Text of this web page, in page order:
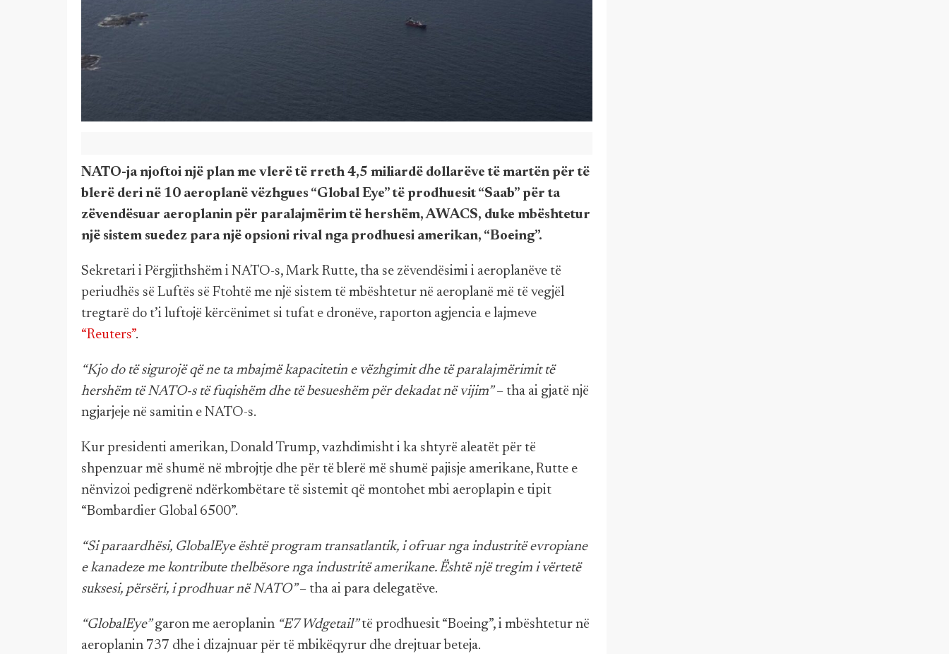
NATO-ja njoftoi një plan me vlerë të rreth 4,5 miliardë dollarëve të martën për të
blerë deri në 10 aeroplanë vëzhgues “Global Eye” të prodhuesit “Saab” për ta
zëvendësuar aeroplanin për paralajmërim të hershëm, AWACS, duke mbështetur
një sistem suedez para një opsioni rival nga prodhuesi amerikan, “Boeing”.
Sekretari i Përgjithshëm i NATO-s, Mark Rutte, tha se zëvendësimi i aeroplanëve të
periudhës së Luftës së Ftohtë me një sistem të mbështetur në aeroplanë më të vegjël
tregtarë do t’i luftojë kërcënimet si tufat e dronëve, raporton agjencia e lajmeve
“Reuters”.
“Kjo do të sigurojë që ne ta mbajmë kapacitetin e vëzhgimit dhe të paralajmërimit të
hershëm të NATO-s të fuqishëm dhe të besueshëm për dekadat në vijim”– tha ai gjatë një
ngjarjeje në samitin e NATO-s.
Kur presidenti amerikan, Donald Trump, vazhdimisht i ka shtyrë aleatët për të
shpenzuar më shumë në mbrojtje dhe për të blerë më shumë pajisje amerikane, Rutte e
nënvizoi pedigrenë ndërkombëtare të sistemit që montohet mbi aeroplapin e tipit
“Bombardier Global 6500”.
“Si paraardhësi, GlobalEye është program transatlantik, i ofruar nga industritë evropiane
e kanadeze me kontribute thelbësore nga industritë amerikane. Është një tregim i vërtetë
suksesi, përsëri, i prodhuar në NATO”– tha ai para delegatëve.
“GlobalEye”garon me aeroplanin “E7 Wdgetail”të prodhuesit “Boeing”, i mbështetur në
aeroplanin 737 dhe i dizajnuar për të mbikëqyrur dhe drejtuar beteja.